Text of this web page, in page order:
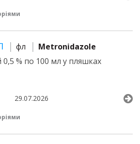
фл
Metronidazole
0,5 % по 100 мл у пляшках
29.07.2026